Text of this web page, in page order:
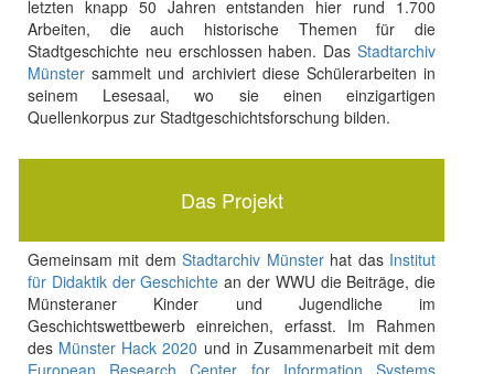
letzten knapp 50 Jahren entstanden hier rund 1.700
Arbeiten, die auch historische Themen für die
Stadtgeschichte neu erschlossen haben. DasStadtarchiv
Münstersammelt und archiviert diese Schülerarbeiten in
seinem Lesesaal, wo sie einen einzigartigen
Quellenkorpus zur Stadtgeschichtsforschung bilden.
Das Projekt
Gemeinsam mit demStadtarchiv Münsterhat das Institut
für Didaktik der Geschichte an der WWU die Beiträge, die
Münsteraner Kinder und Jugendliche im
Geschichtswettbewerb einreichen, erfasst. Im Rahmen
des Münster Hack 2020 und in Zusammenarbeit mit dem
European Research Center for Information Systems